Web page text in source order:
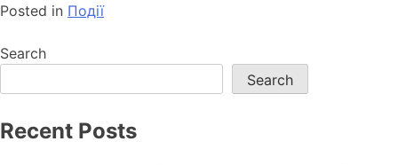
Posted in Події
Search
Search
Recent Posts